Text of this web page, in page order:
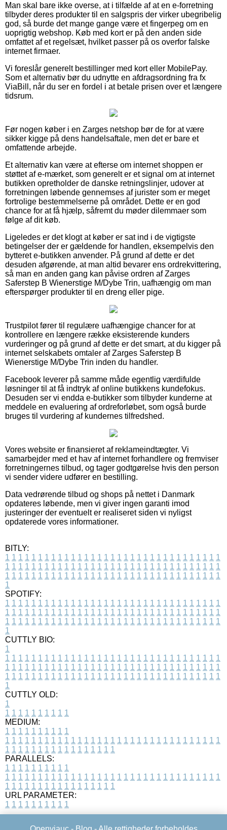
Man skal bare ikke overse, at i tilfælde af at en e-forretning
tilbyder deres produkter til en salgspris der virker ubegribelig
god, så burde det mange gange være et fingerpeg om en
uoprigtig webshop. Køb med kort er på den anden side
omfattet af et regelsæt, hvilket passer på os overfor falske
internet firmaer.
Vi foreslår generelt bestillinger med kort eller MobilePay.
Som et alternativ bør du udnytte en afdragsordning fra fx
ViaBill, når du ser en fordel i at betale prisen over et længere
tidsrum.
Før nogen køber i en Zarges netshop bør de for at være
sikker kigge på dens handelsaftale, men det er bare et
omfattende arbejde.
Et alternativ kan være at efterse om internet shoppen er
støttet af e-mærket, som generelt er et signal om at internet
butikken opretholder de danske retningslinjer, udover at
forretningen løbende gennemses af jurister som er meget
fortrolige bestemmelserne på området. Dette er en god
chance for at få hjælp, såfremt du møder dilemmaer som
følge af dit køb.
Ligeledes er det klogt at køber er sat ind i de vigtigste
betingelser der er gældende for handlen, eksempelvis den
bytteret e-butikken anvender. På grund af dette er det
desuden afgørende, at man altid bevarer ens ordrekvittering,
så man en anden gang kan påvise ordren af Zarges
Saferstep B Wienerstige M/Dybe Trin, uafhængig om man
efterspørger produkter til en dreng eller pige.
Trustpilot fører til regulære uafhængige chancer for at
kontrollere en længere række eksisterende kunders
vurderinger og på grund af dette er det smart, at du kigger på
internet selskabets omtaler af Zarges Saferstep B
Wienerstige M/Dybe Trin inden du handler.
Facebook leverer på samme måde egentlig værdifulde
løsninger til at få indtryk af online butikkens kundefokus.
Desuden ser vi endda e-butikker som tilbyder kunderne at
meddele en evaluering af ordreforløbet, som også burde
bruges til vurdering af kundernes tilfredshed.
Vores website er finansieret af reklameindtægter. Vi
samarbejder med et hav af internet forhandlere og fremviser
forretningernes tilbud, og tager godtgørelse hvis den person
vi sender videre udfører en bestilling.
Data vedrørende tilbud og shops på nettet i Danmark
opdateres løbende, men vi giver ingen garanti imod
justeringer der eventuelt er realiseret siden vi nyligst
opdaterede vores informationer.
BITLY:
1 1 1 1 1 1 1 1 1 1 1 1 1 1 1 1 1 1 1 1 1 1 1 1 1 1 1 1 1 1 1 1 1
1 1 1 1 1 1 1 1 1 1 1 1 1 1 1 1 1 1 1 1 1 1 1 1 1 1 1 1 1 1 1 1 1
1 1 1 1 1 1 1 1 1 1 1 1 1 1 1 1 1 1 1 1 1 1 1 1 1 1 1 1 1 1 1 1 1
1
SPOTIFY:
1 1 1 1 1 1 1 1 1 1 1 1 1 1 1 1 1 1 1 1 1 1 1 1 1 1 1 1 1 1 1 1 1
1 1 1 1 1 1 1 1 1 1 1 1 1 1 1 1 1 1 1 1 1 1 1 1 1 1 1 1 1 1 1 1 1
1 1 1 1 1 1 1 1 1 1 1 1 1 1 1 1 1 1 1 1 1 1 1 1 1 1 1 1 1 1 1 1 1
1
CUTTLY BIO:
1
1 1 1 1 1 1 1 1 1 1 1 1 1 1 1 1 1 1 1 1 1 1 1 1 1 1 1 1 1 1 1 1 1
1 1 1 1 1 1 1 1 1 1 1 1 1 1 1 1 1 1 1 1 1 1 1 1 1 1 1 1 1 1 1 1 1
1 1 1 1 1 1 1 1 1 1 1 1 1 1 1 1 1 1 1 1 1 1 1 1 1 1 1 1 1 1 1 1 1
1
CUTTLY OLD:
1
1 1 1 1 1 1 1 1 1 1
MEDIUM:
1 1 1 1 1 1 1 1 1 1
1 1 1 1 1 1 1 1 1 1 1 1 1 1 1 1 1 1 1 1 1 1 1 1 1 1 1 1 1 1 1 1 1
1 1 1 1 1 1 1 1 1 1 1 1 1 1 1 1 1
PARALLELS:
1 1 1 1 1 1 1 1 1 1
1 1 1 1 1 1 1 1 1 1 1 1 1 1 1 1 1 1 1 1 1 1 1 1 1 1 1 1 1 1 1 1 1
1 1 1 1 1 1 1 1 1 1 1 1 1 1 1 1 1
URL PARAMETER:
1 1 1 1 1 1 1 1 1 1